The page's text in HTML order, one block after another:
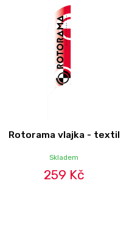
Rotorama vlajka - textil
Skladem
259 Kč